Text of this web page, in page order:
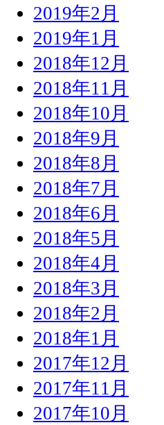
2019年2月
2019年1月
2018年12月
2018年11月
2018年10月
2018年9月
2018年8月
2018年7月
2018年6月
2018年5月
2018年4月
2018年3月
2018年2月
2018年1月
2017年12月
2017年11月
2017年10月